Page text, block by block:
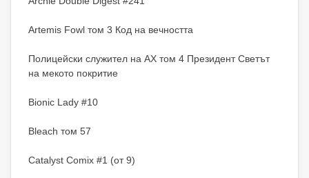
Artemis Fowl том 3 Код на вечността
Полицейски служител на AX том 4 Президент Светът
на мекото покритие
Bionic Lady #10
Bleach том 57
Catalyst Comix #1 (от 9)